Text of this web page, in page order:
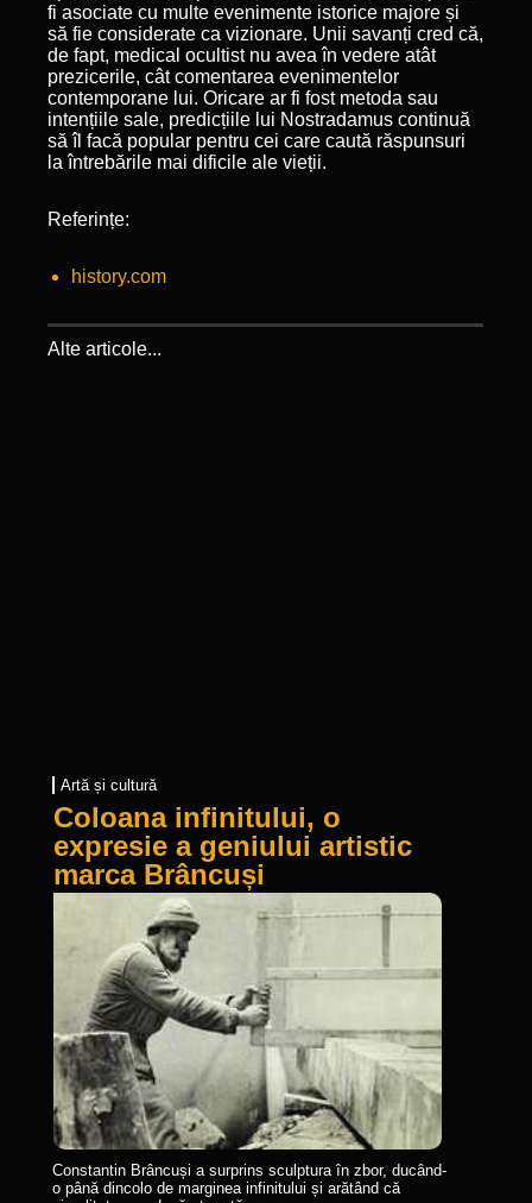
fi asociate cu multe evenimente istorice majore și
să fie considerate ca vizionare. Unii savanți cred că,
de fapt, medical ocultist nu avea în vedere atât
prezicerile, cât comentarea evenimentelor
contemporane lui. Oricare ar fi fost metoda sau
intențiile sale, predicțiile lui Nostradamus continuă
să îl facă popular pentru cei care caută răspunsuri
la întrebările mai dificile ale vieții.
Referințe:
history.com
Artă și cultură
Coloana infinitului, o
expresie a geniului artistic
marca Brâncuși
Constantin Brâncuși a surprins sculptura în zbor, ducând-
o până dincolo de marginea infinitului și arătând că